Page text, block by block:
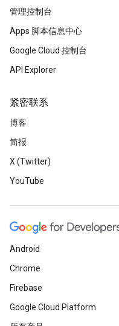
管理控制台
Apps 脚本信息中心
Google Cloud 控制台
API Explorer
紧密联系
博客
简报
X (Twitter)
YouTube
Android
Chrome
Firebase
Google Cloud Platform